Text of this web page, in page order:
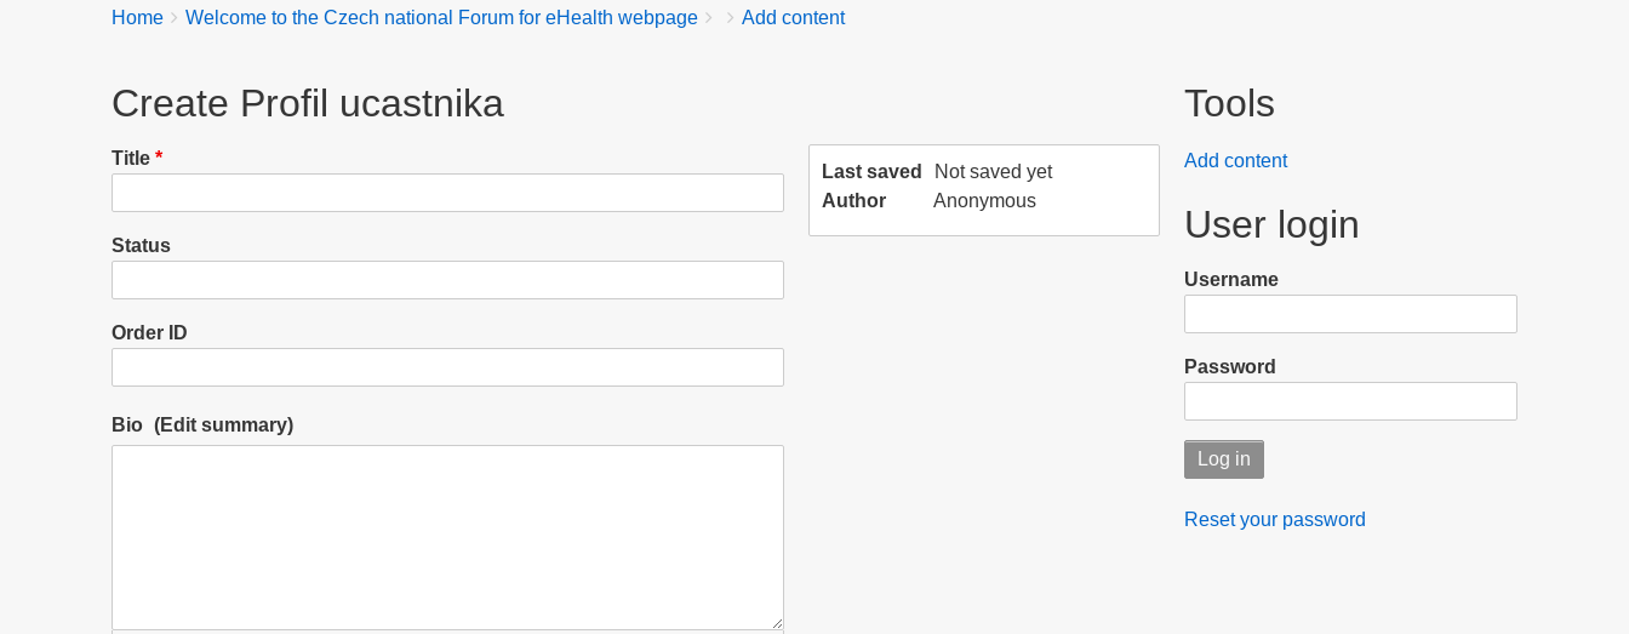
Breadcrumbs
You
Home Welcome to the Czech national Forum for eHealth webpage Add content
Create Profil ucastnika
Title
Status
Order ID
Bio (Edit summary)
Last saved
Not saved yet
Author
Anonymous
Tools
Add content
User login
Username
Password
Reset your password